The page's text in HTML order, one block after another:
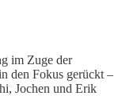
im Zuge der
den Fokus gerückt –
Jochen und Erik